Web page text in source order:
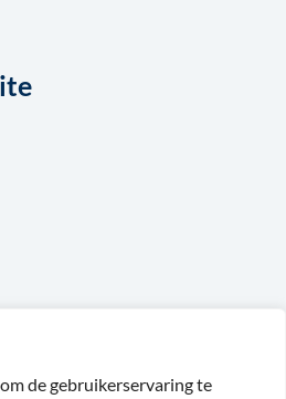
de gebruikerservaring te